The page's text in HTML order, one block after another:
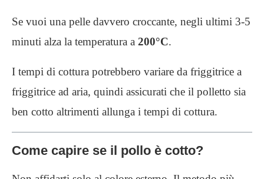
Se vuoi una pelle davvero croccante, negli ultimi 3-5
minuti alza la temperatura a 200°C.
I tempi di cottura potrebbero variare da friggitrice a
friggitrice ad aria, quindi assicurati che il polletto sia
ben cotto altrimenti allunga i tempi di cottura.
Come capire se il pollo è cotto?